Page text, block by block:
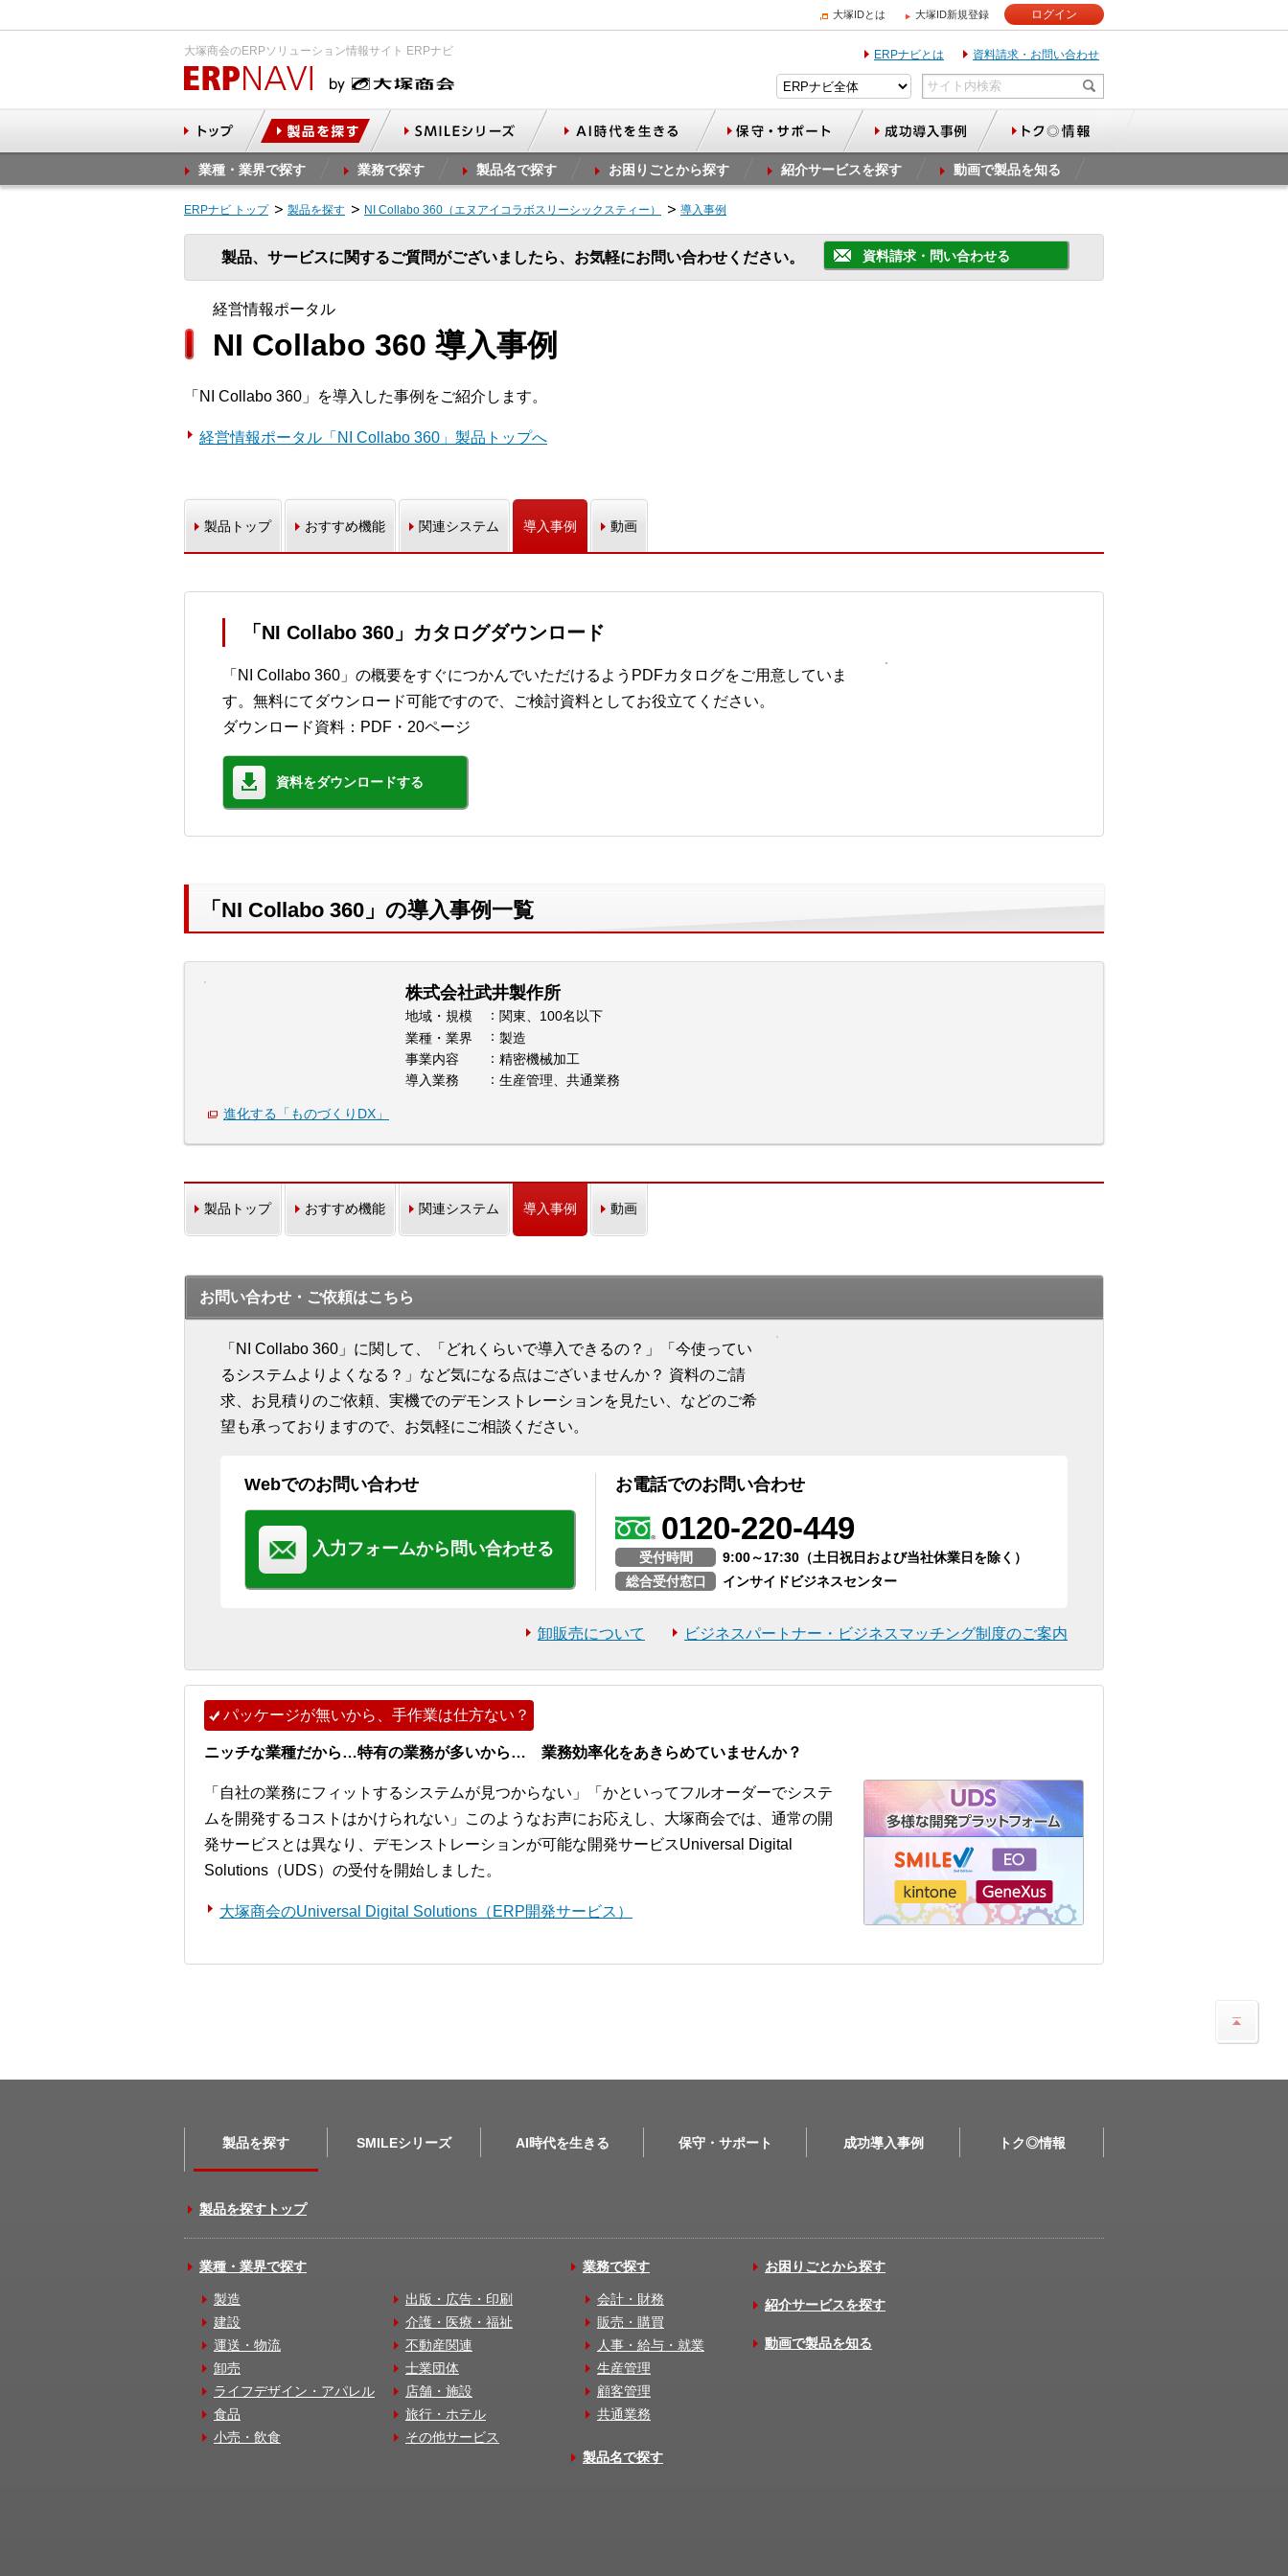
大塚IDとは 大塚ID新規登録 ログイン
大塚商会のERPソリューション情報サイト ERPナビ ERPナビとは 資料請求・お問い合わせ
業種・業界で探す 業務で探す 製品名で探す お困りごとから探す 紹介サービスを探す 動画で製品を知る
ERPナビ トップ 製品を探す NI Collabo 360（エヌアイコラボスリーシックスティー） 導入事例
製品、サービスに関するご質問がございましたら、お気軽にお問い合わせください。 資料請求・問い合わせる
経営情報ポータル
NI Collabo 360 導入事例
「NI Collabo 360」を導入した事例をご紹介します。
経営情報ポータル「NI Collabo 360」製品トップへ
製品トップ おすすめ機能 関連システム 導入事例 動画
「NI Collabo 360」カタログダウンロード
「NI Collabo 360」の概要をすぐにつかんでいただけるようPDFカタログをご用意していま
す。無料にてダウンロード可能ですので、ご検討資料としてお役立てください。
ダウンロード資料：PDF・20ページ
資料をダウンロードする
「NI Collabo 360」の導入事例一覧
株式会社武井製作所
地域・規模
関東、100名以下
業種・業界
製造
事業内容
精密機械加工
導入業務
生産管理、共通業務
進化する「ものづくりDX」
製品トップ おすすめ機能 関連システム 導入事例 動画
お問い合わせ・ご依頼はこちら
「NI Collabo 360」に関して、「どれくらいで導入できるの？」「今使ってい
るシステムよりよくなる？」など気になる点はございませんか？ 資料のご請
求、お見積りのご依頼、実機でのデモンストレーションを見たい、などのご希
望も承っておりますので、お気軽にご相談ください。
Webでのお問い合わせ
入力フォームから問い合わせる
お電話でのお問い合わせ
0120-220-449
受付時間
9:00～17:30（土日祝日および当社休業日を除く）
総合受付窓口
インサイドビジネスセンター
卸販売について ビジネスパートナー・ビジネスマッチング制度のご案内
パッケージが無いから、手作業は仕方ない？
ニッチな業種だから…特有の業務が多いから… 業務効率化をあきらめていませんか？
「自社の業務にフィットするシステムが見つからない」「かといってフルオーダーでシステ
ムを開発するコストはかけられない」このようなお声にお応えし、大塚商会では、通常の開
発サービスとは異なり、デモンストレーションが可能な開発サービスUniversal Digital
Solutions（UDS）の受付を開始しました。
大塚商会のUniversal Digital Solutions（ERP開発サービス）
製品を探す SMILEシリーズ AI時代を生きる 保守・サポート 成功導入事例 トク◎情報
製品を探すトップ
業種・業界で探す
製造
建設
運送・物流
卸売
ライフデザイン・アパレル
食品
小売・飲食
出版・広告・印刷
介護・医療・福祉
不動産関連
士業団体
店舗・施設
旅行・ホテル
その他サービス
業務で探す
会計・財務
販売・購買
人事・給与・就業
生産管理
顧客管理
共通業務
製品名で探す
お困りごとから探す
紹介サービスを探す
動画で製品を知る